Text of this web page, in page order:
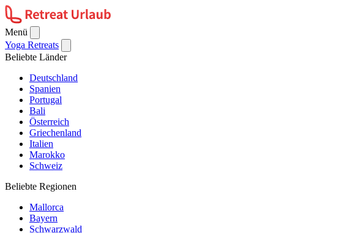
Menü
Yoga Retreats
Beliebte Länder
Deutschland
Spanien
Portugal
Bali
Österreich
Griechenland
Italien
Marokko
Schweiz
Beliebte Regionen
Mallorca
Bayern
Schwarzwald